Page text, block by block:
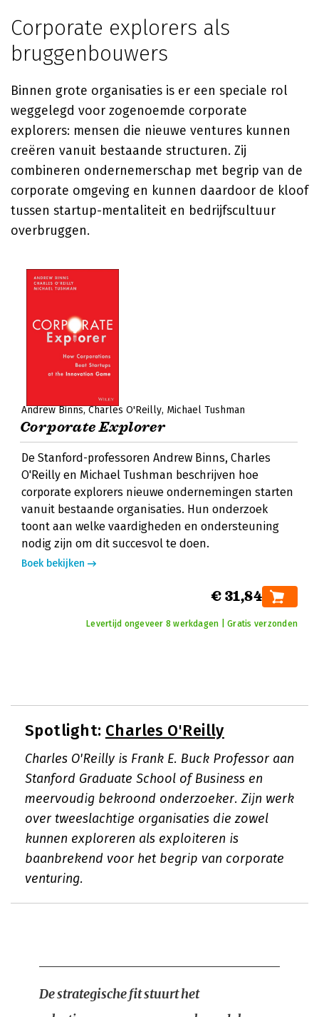
Corporate explorers als
bruggenbouwers
Binnen grote organisaties is er een speciale rol
weggelegd voor zogenoemde corporate
explorers: mensen die nieuwe ventures kunnen
creëren vanuit bestaande structuren. Zij
combineren ondernemerschap met begrip van de
corporate omgeving en kunnen daardoor de kloof
tussen startup-mentaliteit en bedrijfscultuur
overbruggen.
Andrew Binns Charles O'Reilly Michael Tushman
Corporate Explorer
De Stanford-professoren Andrew Binns, Charles
O'Reilly en Michael Tushman beschrijven hoe
corporate explorers nieuwe ondernemingen starten
vanuit bestaande organisaties. Hun onderzoek
toont aan welke vaardigheden en ondersteuning
nodig zijn om dit succesvol te doen.
Boek bekijken
€ 31,84
Levertijd ongeveer 8 werkdagen | Gratis verzonden
Spotlight: Charles O'Reilly
Charles O'Reilly is Frank E. Buck Professor aan
Stanford Graduate School of Business en
meervoudig bekroond onderzoeker. Zijn werk
over tweeslachtige organisaties die zowel
kunnen exploreren als exploiteren is
baanbrekend voor het begrip van corporate
venturing.
De strategische fit stuurt het